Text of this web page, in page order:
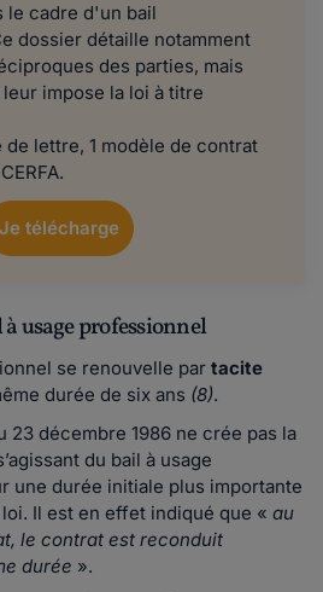
le cadre d'un bail
dossier détaille notamment
des parties, mais
impose la loi à titre
de lettre, 1 modèle de contrat
Je télécharge
usage professionnel
se renouvelle par tacite
durée de six ans (8).
23 décembre 1986 ne crée pas la
du bail à usage
une durée initiale plus importante
Il est en effet indiqué que « au
le contrat est reconduit
durée ».